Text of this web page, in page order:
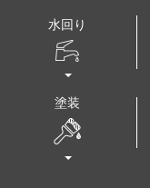
水回り
塗装